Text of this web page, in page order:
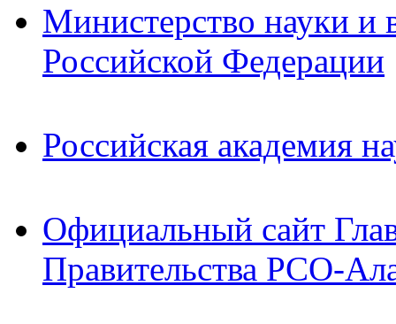
Министерство науки и
Российской Федерации
Российская академия
Официальный сайт
Правительства РСО-